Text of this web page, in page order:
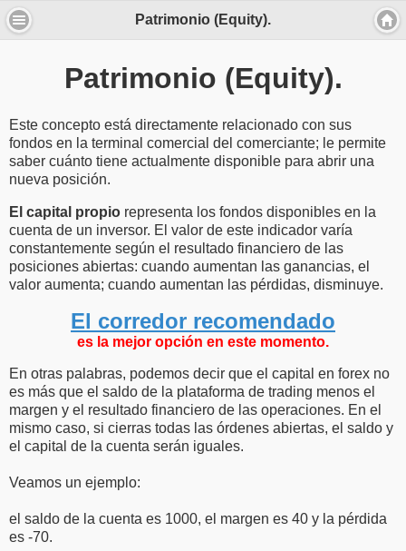
Patrimonio (Equity).
Patrimonio (Equity).
Este concepto está directamente relacionado con sus
fondos en la terminal comercial del comerciante; le permite
saber cuánto tiene actualmente disponible para abrir una
nueva posición.
El capital propio representa los fondos disponibles en la
cuenta de un inversor. El valor de este indicador varía
constantemente según el resultado financiero de las
posiciones abiertas: cuando aumentan las ganancias, el
valor aumenta; cuando aumentan las pérdidas, disminuye.
El corredor recomendado
es la mejor opción en este momento.
En otras palabras, podemos decir que el capital en forex no
es más que el saldo de la plataforma de trading menos el
margen y el resultado financiero de las operaciones. En el
mismo caso, si cierras todas las órdenes abiertas, el saldo y
el capital de la cuenta serán iguales.
Veamos un ejemplo:
el saldo de la cuenta es 1000, el margen es 40 y la pérdida
es -70.